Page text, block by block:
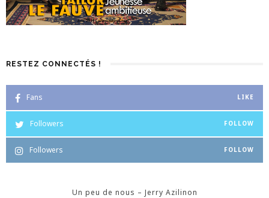
RESTEZ CONNECTÉS !
Fans LIKE
Followers FOLLOW
Followers FOLLOW
Un peu de nous – Jerry Azilinon